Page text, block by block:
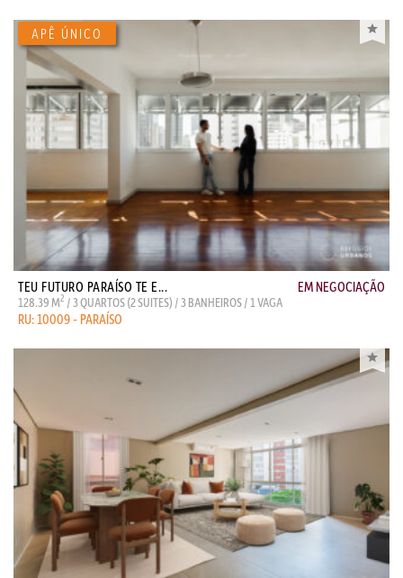
TEU FUTURO PARAÍSO TE E... EM NEGOCIAÇÃO
128.39 M2 / 3 QUARTOS (2 SUITES) / 3 BANHEIROS / 1 VAGA
RU: 10009 - PARAÍSO